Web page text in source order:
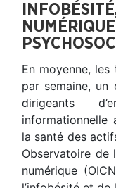
En moyenne,
par semaine,
dirigeants
informationnelle
la santé des
Observatoire de
numérique